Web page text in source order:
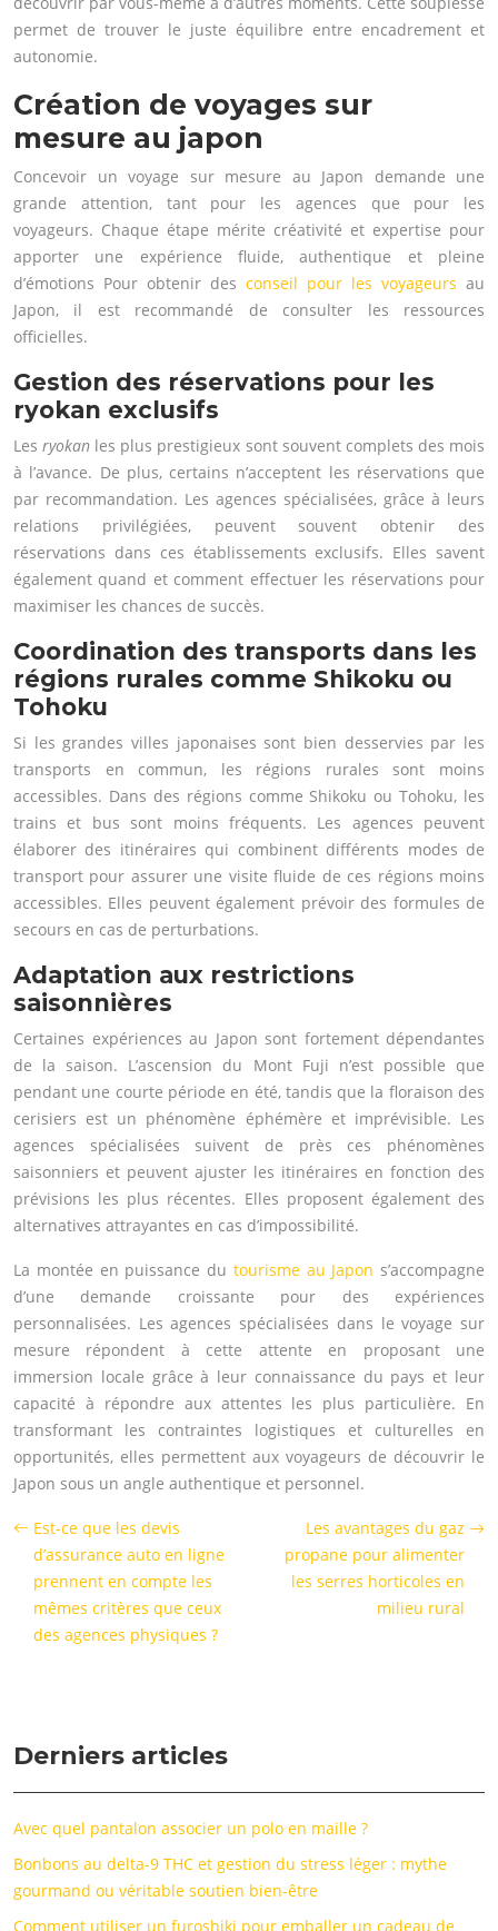
permet de trouver le juste équilibre entre encadrement et
autonomie.
Création de voyages sur
mesure au japon
Concevoir un voyage sur mesure au Japon demande une
grande attention, tant pour les agences que pour les
voyageurs. Chaque étape mérite créativité et expertise pour
apporter une expérience fluide, authentique et pleine
d’émotions Pour obtenir des conseil pour les voyageurs au
Japon, il est recommandé de consulter les ressources
officielles.
Gestion des réservations pour les
ryokan exclusifs
Lesryokan les plus prestigieux sont souvent complets des mois
à l’avance. De plus, certains n’acceptent les réservations que
par recommandation. Les agences spécialisées, grâce à leurs
relations privilégiées, peuvent souvent obtenir des
réservations dans ces établissements exclusifs. Elles savent
également quand et comment effectuer les réservations pour
maximiser les chances de succès.
Coordination des transports dans les
régions rurales comme Shikoku ou
Tohoku
Si les grandes villes japonaises sont bien desservies par les
transports en commun, les régions rurales sont moins
accessibles. Dans des régions comme Shikoku ou Tohoku, les
trains et bus sont moins fréquents. Les agences peuvent
élaborer des itinéraires qui combinent différents modes de
transport pour assurer une visite fluide de ces régions moins
accessibles. Elles peuvent également prévoir des formules de
secours en cas de perturbations.
Adaptation aux restrictions
saisonnières
Certaines expériences au Japon sont fortement dépendantes
de la saison. L’ascension du Mont Fuji n’est possible que
pendant une courte période en été, tandis que la floraison des
cerisiers est un phénomène éphémère et imprévisible. Les
agences spécialisées suivent de près ces phénomènes
saisonniers et peuvent ajuster les itinéraires en fonction des
prévisions les plus récentes. Elles proposent également des
alternatives attrayantes en cas d’impossibilité.
La montée en puissance du tourisme au Japon s’accompagne
d’une demande croissante pour des expériences
personnalisées. Les agences spécialisées dans le voyage sur
mesure répondent à cette attente en proposant une
immersion locale grâce à leur connaissance du pays et leur
capacité à répondre aux attentes les plus particulière. En
transformant les contraintes logistiques et culturelles en
opportunités, elles permettent aux voyageurs de découvrir le
Japon sous un angle authentique et personnel.
Est-ce que les devis
d’assurance auto en ligne
prennent en compte les
mêmes critères que ceux
des agences physiques ?
Les avantages du gaz
propane pour alimenter
les serres horticoles en
milieu rural
Derniers articles
Avec quel pantalon associer un polo en maille ?
Bonbons au delta-9 THC et gestion du stress léger : mythe
gourmand ou véritable soutien bien-être
Comment utiliser un furoshiki pour emballer un cadeau de